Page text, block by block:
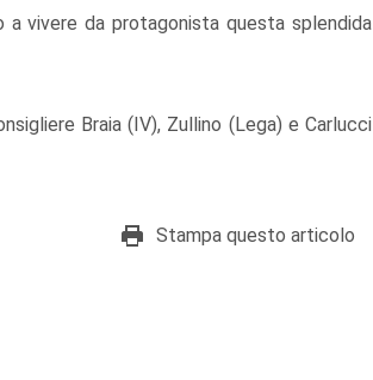
vivere da protagonista questa splendida
Braia (IV), Zullino (Lega) e Carlucci
Stampa questo articolo